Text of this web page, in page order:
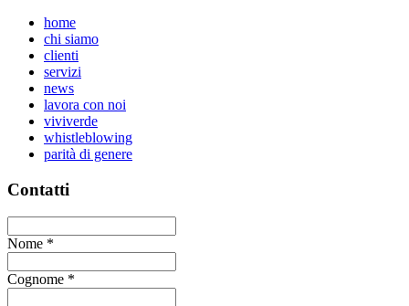
home
chi siamo
clienti
servizi
news
lavora con noi
viviverde
whistleblowing
parità di genere
Contatti
Nome *
Cognome *